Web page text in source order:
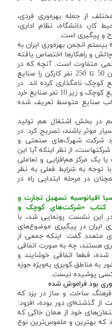
از جمله بهره‌وری فردی،
کار، دانشگاه، نظام اداری،
و پیگیری است.
بیستم انجمن بهره‌وری ایران به
و راهکارها اختصاص یافته
متفاوت است. آنچه که در
اتحادیه اروپا مطرح است صنایع بین 50 تا 250 نفر کارکن را صنایع
را صنایع کوچک نامگذاری کرده اند. در
ایران حوزه‌های زیر50 نفر کارکن، صنایع کوچک و زیر 10 نفر صنایع خرد
بیشتر در قالب صنایع متوسط تعریف شده
در بخش اشتغال هم تولید
موثر باشند، تصریح کرد: در
شرکت شهرک‌های صنعتی و
از نظر اینکه آیا این
یک مرکز هم‌افزایی و تعاملی
توجه به شرایط فعلی به نظر
در مرحله ابتدایی راه در
اقیانوسیه تسهیل تجارت و
کتاب «شرکت‌های کوچک و
این نشست رونمایی شد، با
ایران در پیگیری موضوع‌های
متعدد گفت: اینکه جمعی از
هستند، چه به صورت اتفاقی
قطعا اتفاقی خوشایند و
به مناطق کویری به‌ویژه حوزه
کسی پوشیده نیست.
بود فراموش شده
فرهنگ ساخت و ساز در یزد که
از گذشته‌ای دور بوده، افزود:
خود از همان خاکی که
که بهترین و ملموس‌ترین نوع